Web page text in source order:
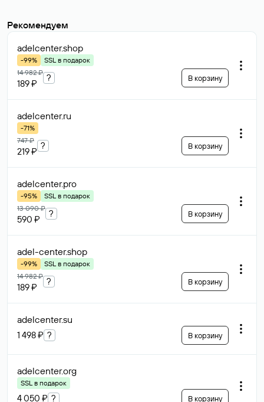
Рекомендуем
adelcenter.shop
-99%
SSL в подарок
14 982 ₽
189 ₽
? В корзину
adelcenter.ru
-71%
747 ₽
219 ₽
? В корзину
adelcenter.pro
-95%
SSL в подарок
13 090 ₽
590 ₽
? В корзину
adel-center.shop
-99%
SSL в подарок
14 982 ₽
189 ₽
? В корзину
adelcenter.su
1 498 ₽ ? В корзину
adelcenter.org
SSL в подарок
4 050 ₽ ? В корзину